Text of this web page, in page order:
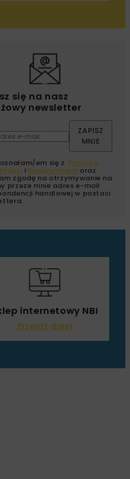
się na nasz
newsletter
ZAPISZ
MNIE
em się z Polityką
i Regulaminem oraz
zgodę na otrzymywanie na
przeze mnie adres e-mail
handlowej w postaci
internetowy NBI
Przejdź dalej